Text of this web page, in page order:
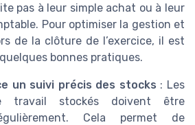
pas à leur simple achat ou à leur
Pour optimiser la gestion et
de la clôture de l’exercice, il est
bonnes pratiques.
un suivi précis des stocks : Les
travail stockés doivent être
Cela permet de